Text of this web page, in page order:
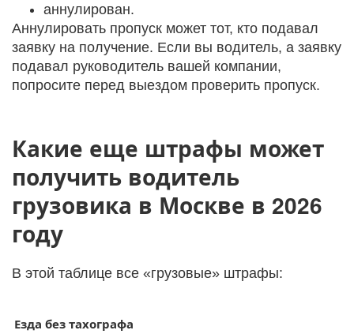
аннулирован.
Аннулировать пропуск может тот, кто подавал
заявку на получение. Если вы водитель, а заявку
подавал руководитель вашей компании,
попросите перед выездом проверить пропуск.
Какие еще штрафы может
получить водитель
грузовика в Москве в 2026
году
В этой таблице все «грузовые» штрафы:
Езда без тахографа